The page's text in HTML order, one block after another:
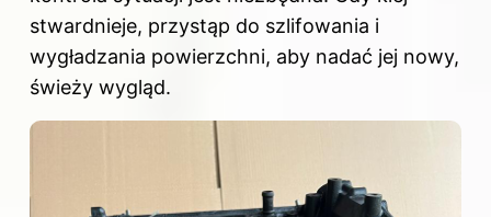
stwardnieje, przystąp do szlifowania i
wygładzania powierzchni, aby nadać jej nowy,
świeży wygląd.